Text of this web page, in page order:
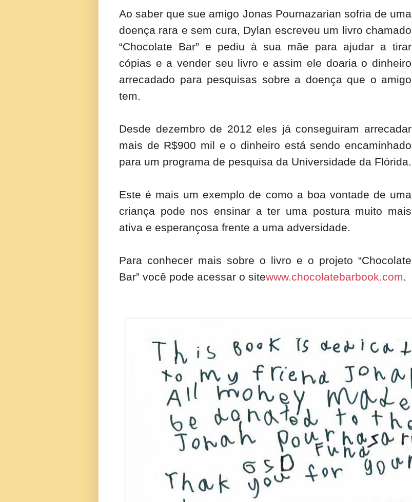
Ao saber que sue amigo Jonas Pournazarian sofria de uma
doença rara e sem cura, Dylan escreveu um livro chamado
“Chocolate Bar” e pediu à sua mãe para ajudar a tirar
cópias e a vender seu livro e assim ele doaria o dinheiro
arrecadado para pesquisas sobre a doença que o amigo
tem.
Desde dezembro de 2012 eles já conseguiram arrecadar
mais de R$900 mil e o dinheiro está sendo encaminhado
para um programa de pesquisa da Universidade da Flórida.
Este é mais um exemplo de como a boa vontade de uma
criança pode nos ensinar a ter uma postura muito mais
ativa e esperançosa frente a uma adversidade.
Para conhecer mais sobre o livro e o projeto “Chocolate
Bar” você pode acessar o sitewww.chocolatebarbook.com.